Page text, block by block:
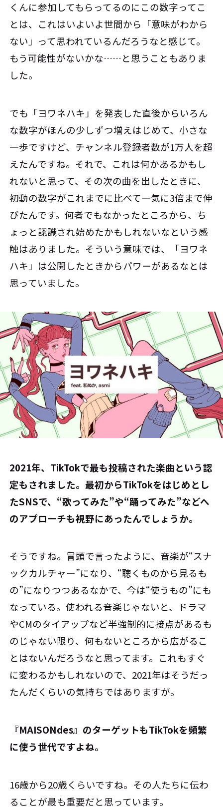
くんに参加してもらってるのにこの数字ってこ
とは、これはいよいよ世間から「意味がわから
ない」って思われているんだろうなと感じて。
もう可能性がないかな……と思うこともありま
した。
でも「ヨワネハキ」を発表した直後からいろん
な数字がほんの少しずつ増えはじめて、小さな
一歩ですけど、チャンネル登録者数が1万人を超
えたんですね。それで、これは何かあるかもし
れないと思って、その次の曲を出したときに、
初動の数字がこれまでに比べて一気に3倍まで伸
びたんです。何者でもなかったところから、ち
ょっと認識され始めたかもしれないなという感
触はありました。そういう意味では、「ヨワネ
ハキ」は公開したときからパワーがあるなとは
思っていました。
――2021年、TikTokで最も投稿された楽曲という認
定もされました。最初からTikTokをはじめとし
たSNSで、“歌ってみた”や“踊ってみた”などへ
のアプローチも視野にあったんでしょうか。
そうですね。冒頭で言ったように、音楽が“スナ
ックカルチャー”になり、“聴くものから見るも
の”になりつつあるなかで、今は“使うもの”にも
なっている。使われる音楽じゃないと、ドラマ
やCMのタイアップなど半強制的に接点があるも
のじゃない限り、何もないところから広がるこ
とはないんだろうなと思ってます。これもすぐ
に変わるかもしれないので、2021年はそうだっ
たんだくらいの気持ちではありますが。
――『MAISONdes』のターゲットもTikTokを頻繁
に使う世代ですよね。
16歳から20歳くらいですね。その人たちに伝わ
ることが最も重要だと思っています。